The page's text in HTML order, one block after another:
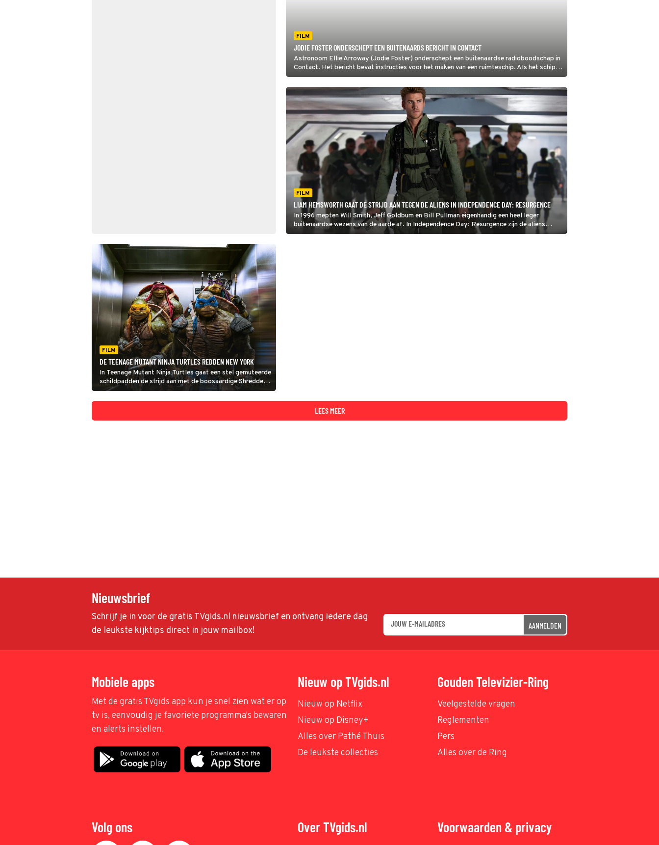
FILM
JODIE FOSTER ONDERSCHEPT EEN BUITENAARDS BERICHT IN CONTACT
Astronoom Ellie Arroway (Jodie Foster) onderschept een buitenaardse radioboodschap in
Contact. Het bericht bevat instructies voor het maken van een ruimteschip. Als het schip
gereed is, barst de strijd los om wie er aan boord mag.
FILM
LIAM HEMSWORTH GAAT DE STRIJD AAN TEGEN DE ALIENS IN INDEPENDENCE DAY: RESURGENCE
In 1996 mepten Will Smith, Jeff Goldbum en Bill Pullman eigenhandig een heel leger
buitenaardse wezens van de aarde af. In Independence Day: Resurgence zijn de aliens
terug.
FILM
DE TEENAGE MUTANT NINJA TURTLES REDDEN NEW YORK
In Teenage Mutant Ninja Turtles gaat een stel gemuteerde
schildpadden de strijd aan met de boosaardige Shredder.
Kunnen ze New York redden van de ondergang?
LEES MEER
Nieuwsbrief
Schrijf je in voor de gratis TVgids.nl nieuwsbrief en ontvang iedere dag
de leukste kijktips direct in jouw mailbox!
AANMELDEN
Mobiele apps
Met de gratis TVgids app kun je snel zien wat er op
tv is, eenvoudig je favoriete programma's bewaren
en alerts instellen.
Nieuw op TVgids.nl
Nieuw op Netflix
Nieuw op Disney+
Alles over Pathé Thuis
De leukste collecties
Gouden Televizier-Ring
Veelgestelde vragen
Reglementen
Pers
Alles over de Ring
Volg ons Over TVgids.nl Voorwaarden & privacy